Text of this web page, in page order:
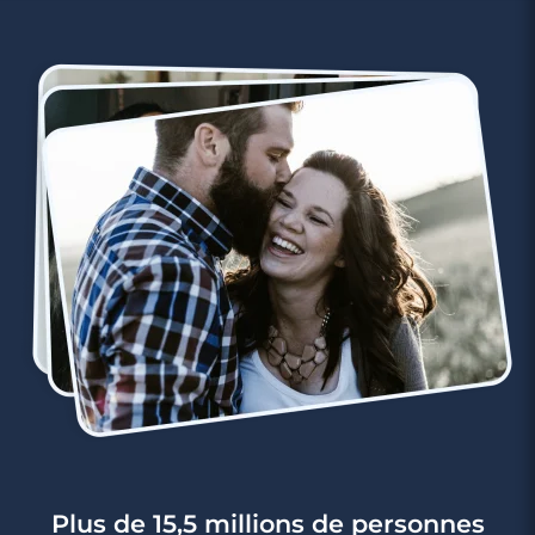
Plus de 15,5 millions de personnes